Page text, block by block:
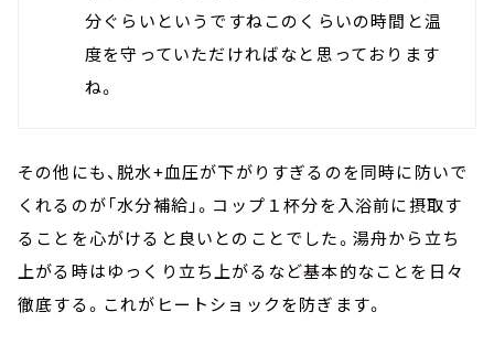
分ぐらいというですねこのくらいの時間と温
度を守っていただければなと思っております
ね。
その他にも、脱水+血圧が下がりすぎるのを同時に防いで
くれるのが「水分補給」。コップ１杯分を入浴前に摂取す
ることを心がけると良いとのことでした。湯舟から立ち
上がる時はゆっくり立ち上がるなど基本的なことを日々
徹底する。これがヒートショックを防ぎます。